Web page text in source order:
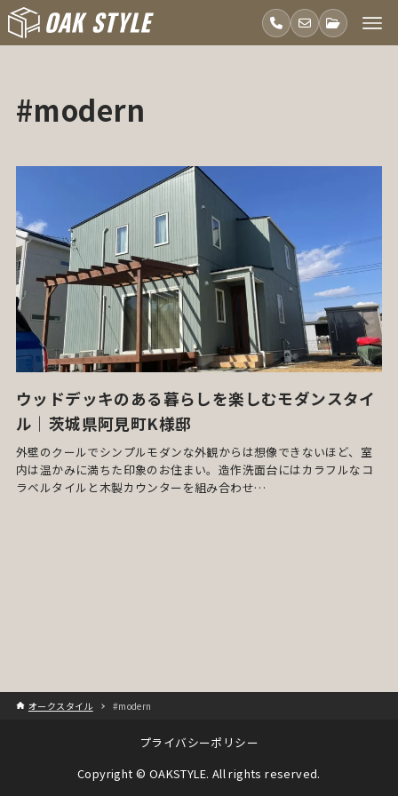
#modern
ウッドデッキのある暮らしを楽しむモダンスタイ
ル｜茨城県阿見町K様邸
外壁のクールでシンプルモダンな外観からは想像できないほど、室
内は温かみに満ちた印象のお住まい。造作洗面台にはカラフルなコ
ラベルタイルと木製カウンターを組み合わせ…
オークスタイル #modern
プライバシーポリシー
Copyright © OAKSTYLE. All rights reserved.